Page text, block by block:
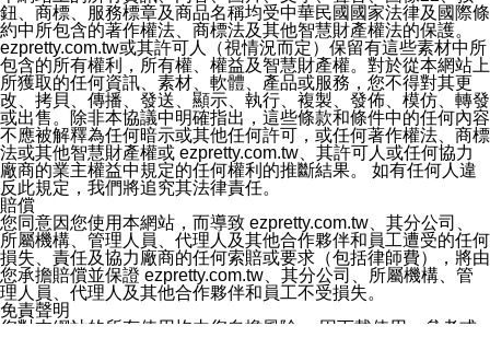
為限，以廣告或其他目的的訊息皆不會被傳送。滿足以下
三個條件者，將可收到通知型訊息。
1.LINE 帳號設定的電話號碼與本公司/本服務所傳來的電
話號碼比對相符。
2.該 LINE 帳號已在 LINE APP 設定中，同意接收通知型
訊息。
3.LINE 帳號未封鎖傳送訊息之 LINE 官方帳號。
欲變更通知型訊息的設定，操作如下：
1.點選「主頁」＞「設定」
2.點選「隱私設定」
3.點選「提供使用資料」
4.點選「LINE通知型訊息」
5.開關「接收LINE通知型訊息」
❗️關閉「接收通知型訊息」後，將不會接收到來自任何企業
官方帳號或認證官方帳號的通知型訊息。
鈕、商標、服務標章及商品名稱均受中華民國國家法律及國際條
約中所包含的著作權法、商標法及其他智慧財產權法的保護。
ezpretty.com.tw或其許可人（視情況而定）保留有這些素材中所
包含的所有權利，所有權、權益及智慧財產權。對於從本網站上
所獲取的任何資訊、素材、軟體、產品或服務，您不得對其更
改、拷貝、傳播、發送、顯示、執行、複製、發佈、模仿、轉發
或出售。除非本協議中明確指出，這些條款和條件中的任何內容
不應被解釋為任何暗示或其他任何許可，或任何著作權法、商標
法或其他智慧財產權或 ezpretty.com.tw、其許可人或任何協力
廠商的業主權益中規定的任何權利的推斷結果。 如有任何人違
反此規定，我們將追究其法律責任。
賠償
您同意因您使用本網站，而導致 ezpretty.com.tw、其分公司、
所屬機構、管理人員、代理人及其他合作夥伴和員工遭受的任何
損失、責任及協力廠商的任何索賠或要求（包括律師費），將由
您承擔賠償並保證 ezpretty.com.tw、其分公司、所屬機構、管
理人員、代理人及其他合作夥伴和員工不受損失。
免責聲明
您對本網站的所有使用均由您自擔風險。 因下載使用、參考或